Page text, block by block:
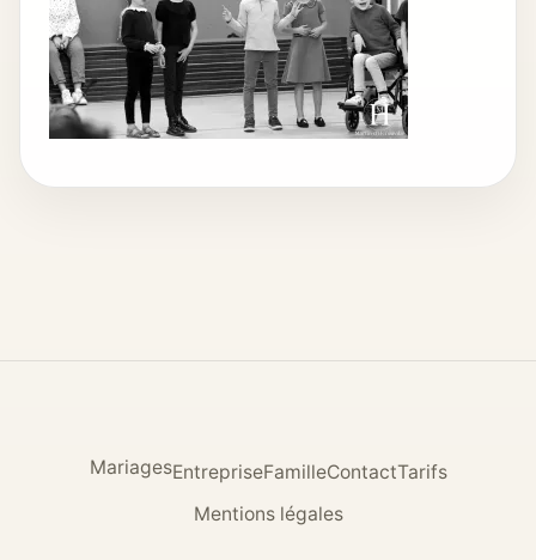
MariagesEntrepriseFamilleContactTarifs
Mentions légales